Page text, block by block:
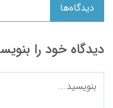
دیدگاه‌ها
دیدگاه خود را